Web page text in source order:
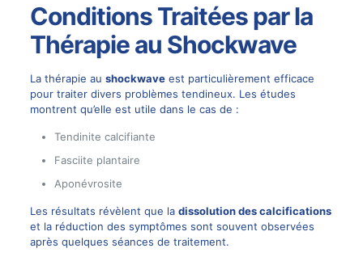
Conditions Traitées par la
Thérapie au Shockwave
La thérapie au shockwaveest particulièrement efficace
pour traiter divers problèmes tendineux. Les études
montrent qu’elle est utile dans le cas de :
Tendinite calcifiante
Fasciite plantaire
Aponévrosite
Les résultats révèlent que la dissolution des calcifications
et la réduction des symptômes sont souvent observées
après quelques séances de traitement.